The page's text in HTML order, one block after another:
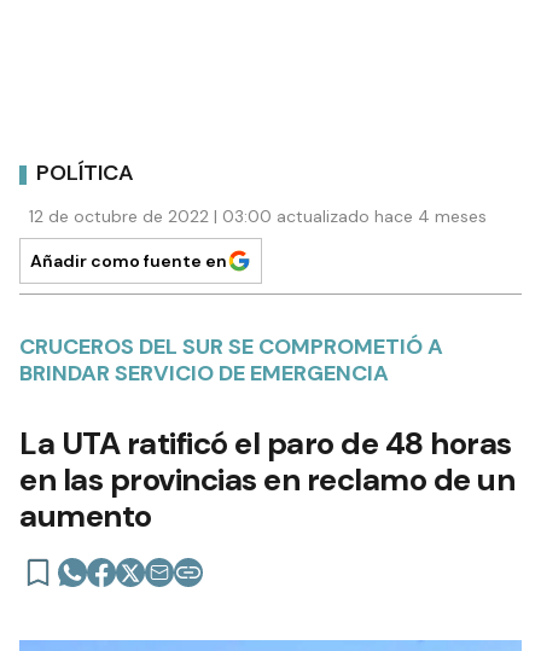
POLÍTICA
12 de octubre de 2022 | 03:00 actualizado hace 4 meses
Añadir como fuente en
CRUCEROS DEL SUR SE COMPROMETIÓ A
BRINDAR SERVICIO DE EMERGENCIA
La UTA ratificó el paro de 48 horas
en las provincias en reclamo de un
aumento